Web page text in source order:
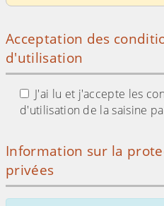
Acceptation des
d'utilisation
J'ai lu et j'accepte les
d'utilisation de la saisine
Information sur la
privées